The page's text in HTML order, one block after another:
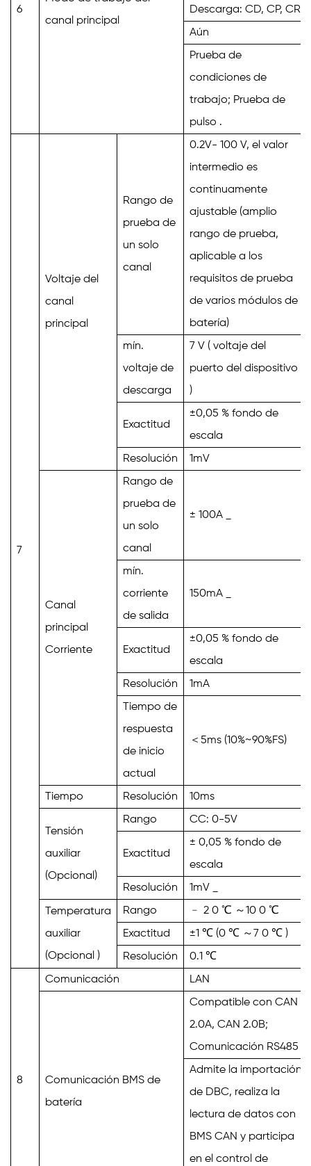
6
canal principal
Descarga: CD, CP, CR
Aún
Prueba de
condiciones de
trabajo; Prueba de
pulso .
7
Voltaje del
canal
principal
Rango de
prueba de
un solo
canal
0.2V- 100 V, el valor
intermedio es
continuamente
ajustable (amplio
rango de prueba,
aplicable a los
requisitos de prueba
de varios módulos de
batería)
mín.
voltaje de
descarga
7 V ( voltaje del
puerto del dispositivo
)
Exactitud
±0,05 % fondo de
escala
Resolución 1mV
Canal
principal
Corriente
Rango de
prueba de
un solo
canal
± 100A
mín.
corriente
de salida
150mA
Exactitud
±0,05 % fondo de
escala
Resolución 1mA
Tiempo de
respuesta
de inicio
actual
＜5ms (10%~90%FS)
Tiempo Resolución 10ms
Tensión
auxiliar
(Opcional)
Rango CC: 0-5V
Exactitud
± 0,05 % fondo de
escala
Resolución 1mV
Temperatura
auxiliar
(Opcional )
Rango ﹣ 2 0 ℃ ～10 0 ℃
Exactitud ±1 ℃ (0 ℃ ～ 7 0 ℃ )
Resolución 0.1 ℃
8
Comunicación LAN
Comunicación BMS de
batería
Compatible con CAN
2.0A, CAN 2.0B;
Comunicación RS485
Admite la importación
de DBC, realiza la
lectura de datos con
BMS CAN y participa
en el control de